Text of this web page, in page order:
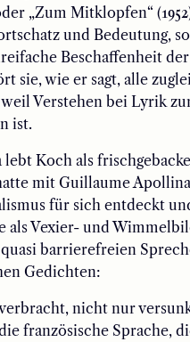
„Zum Mitklopfen“
und Bedeutung,
Beschaffenheit
sie, wie er sagt, alle
Verstehen bei Lyrik
ist.
lebt Koch als
mit Guillaume
für sich entdeckt
als Vexier- und
barrierefreien
Gedichten:
nicht nur
französische Sprache,